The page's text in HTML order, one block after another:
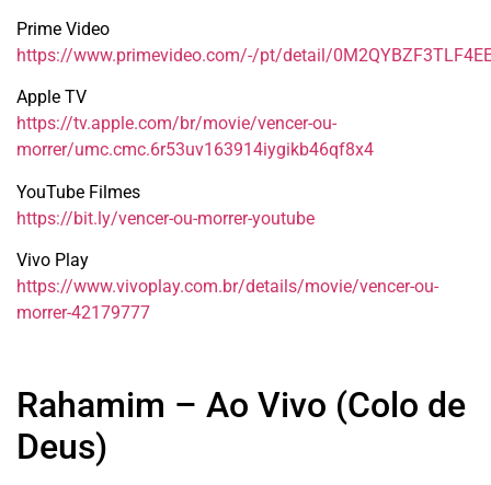
Prime Video
https://www.primevideo.com/-/pt/detail/
Apple TV
https://tv.apple.com/br/movie/vencer-ou-
morrer/umc.cmc.6r53uv163914iygikb46qf8x4
YouTube Filmes
https://bit.ly/vencer-ou-morrer-youtube
Vivo Play
https://www.vivoplay.com.br/details/movie/vencer-ou-
morrer-42179777
Rahamim – Ao Vivo (Colo de
Deus)